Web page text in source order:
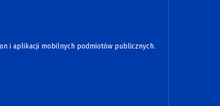
i aplikacji mobilnych podmiotów publicznych.